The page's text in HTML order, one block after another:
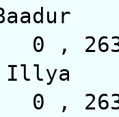
0
Illya
0